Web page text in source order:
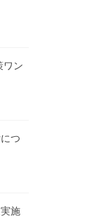
ワン
つ
施